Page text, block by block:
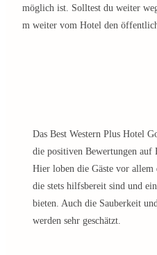
möglich ist. Solltest du weiter
m weiter vom Hotel den
Das Best Western Plus Hotel
die positiven Bewertungen auf
Hier loben die Gäste vor allem
die stets hilfsbereit sind und
bieten. Auch die Sauberkeit
werden sehr geschätzt.